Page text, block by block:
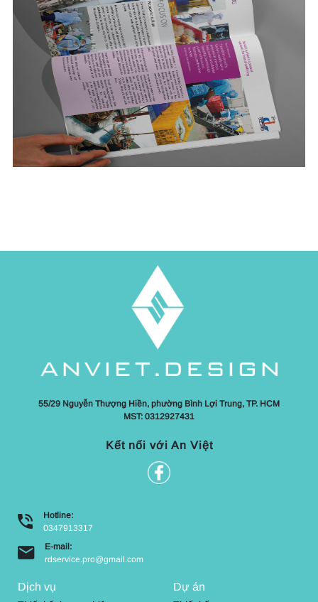
55/29 Nguyễn Thượng Hiền, phường Bình Lợi Trung, TP. HCM
MST: 0312927431
Kết nối với An Việt
Hotline:
0347913317
E-mail:
rdservice.pro@gmail.com
Dịch vụ Dự án